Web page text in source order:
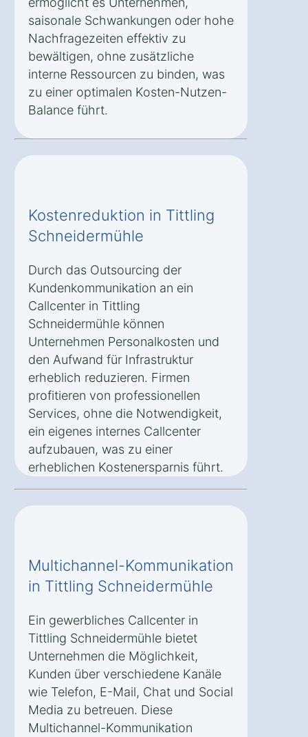
saisonale Schwankungen oder hohe
Nachfragezeiten effektiv zu
bewältigen, ohne zusätzliche
interne Ressourcen zu binden, was
zu einer optimalen Kosten-Nutzen-
Balance führt.
Kostenreduktion in Tittling
Schneidermühle
Durch das Outsourcing der
Kundenkommunikation an ein
Callcenter in Tittling
Schneidermühle können
Unternehmen Personalkosten und
den Aufwand für Infrastruktur
erheblich reduzieren. Firmen
profitieren von professionellen
Services, ohne die Notwendigkeit,
ein eigenes internes Callcenter
aufzubauen, was zu einer
erheblichen Kostenersparnis führt.
Multichannel-Kommunikation
in Tittling Schneidermühle
Ein gewerbliches Callcenter in
Tittling Schneidermühle bietet
Unternehmen die Möglichkeit,
Kunden über verschiedene Kanäle
wie Telefon, E-Mail, Chat und Social
Media zu betreuen. Diese
Multichannel-Kommunikation